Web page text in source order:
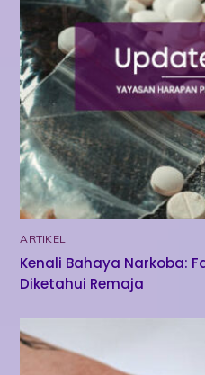
ARTIKEL
Kenali Bahaya Narkoba:
Diketahui Remaja